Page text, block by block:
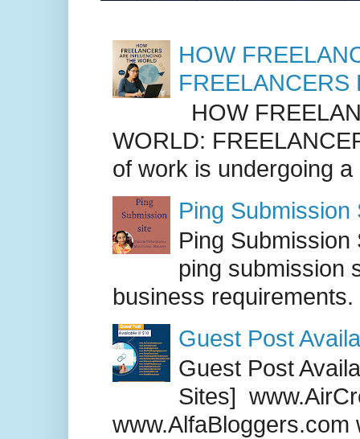
HOW
FREELANCERS
HOW
WORLD:
of work is undergoing
Ping Submission
Ping
ping submission
business requirements.
Guest Post
Guest Post
Sites]
www.AlfaBloggers.com